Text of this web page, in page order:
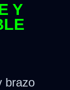
Y
brazo